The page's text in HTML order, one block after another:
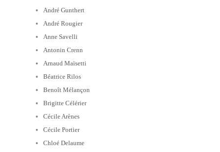
André Gunthert
André Rougier
Anne Savelli
Antonin Crenn
Arnaud Maïsetti
Béatrice Rilos
Benoît Mélançon
Brigitte Célérier
Cécile Arènes
Cécile Portier
Chloé Delaume